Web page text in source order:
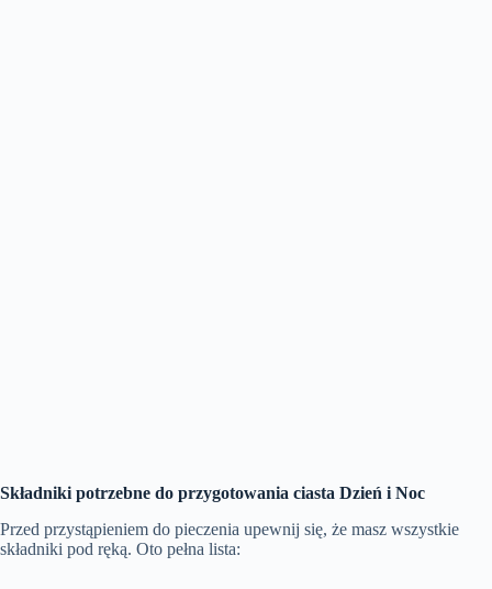
Składniki potrzebne do przygotowania ciasta Dzień i Noc
Przed przystąpieniem do pieczenia upewnij się, że masz wszystkie
składniki pod ręką. Oto pełna lista: